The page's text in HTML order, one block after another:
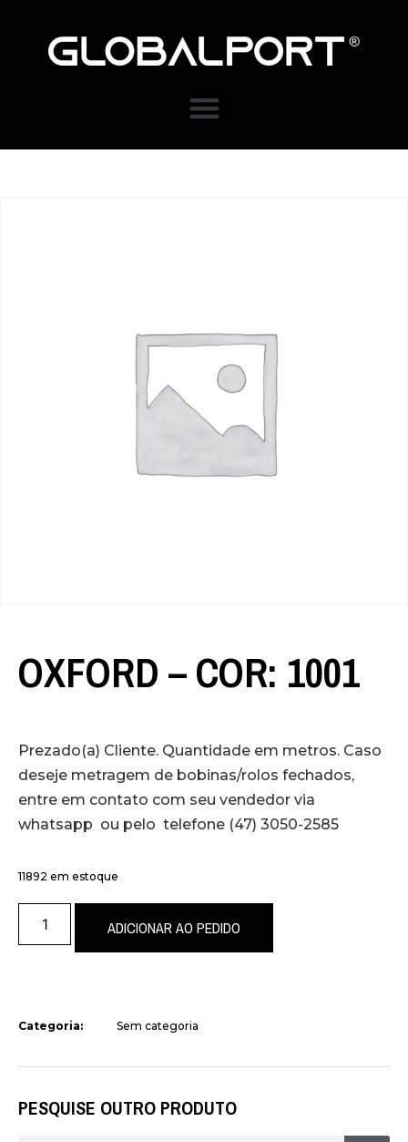
OXFORD – COR: 1001
Prezado(a) Cliente. Quantidade em metros. Caso
deseje metragem de bobinas/rolos fechados,
entre em contato com seu vendedor via
whatsapp ou pelo telefone (47) 3050-2585
11892 em estoque
ADICIONAR AO PEDIDO
Categoria: Sem categoria
PESQUISE OUTRO PRODUTO